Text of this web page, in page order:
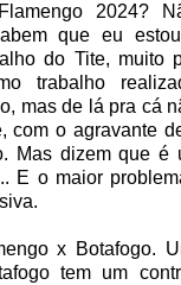
2024?
que eu
do Tite, muito
trabalho
mas de lá pra cá
com o agravante
Mas dizem que é
E o maior
x Botafogo.
tem um